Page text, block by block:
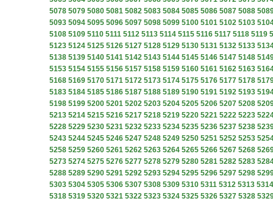
5078 5079 5080 5081 5082 5083 5084 5085 5086 5087 5088
5093 5094 5095 5096 5097 5098 5099 5100 5101 5102 5103
5108 5109 5110 5111 5112 5113 5114 5115 5116 5117 5118 5119
5123 5124 5125 5126 5127 5128 5129 5130 5131 5132 5133
5138 5139 5140 5141 5142 5143 5144 5145 5146 5147 5148
5153 5154 5155 5156 5157 5158 5159 5160 5161 5162 5163
5168 5169 5170 5171 5172 5173 5174 5175 5176 5177 5178
5183 5184 5185 5186 5187 5188 5189 5190 5191 5192 5193
5198 5199 5200 5201 5202 5203 5204 5205 5206 5207 5208
5213 5214 5215 5216 5217 5218 5219 5220 5221 5222 5223
5228 5229 5230 5231 5232 5233 5234 5235 5236 5237 5238
5243 5244 5245 5246 5247 5248 5249 5250 5251 5252 5253
5258 5259 5260 5261 5262 5263 5264 5265 5266 5267 5268
5273 5274 5275 5276 5277 5278 5279 5280 5281 5282 5283
5288 5289 5290 5291 5292 5293 5294 5295 5296 5297 5298
5303 5304 5305 5306 5307 5308 5309 5310 5311 5312 5313 5314
5318 5319 5320 5321 5322 5323 5324 5325 5326 5327 5328